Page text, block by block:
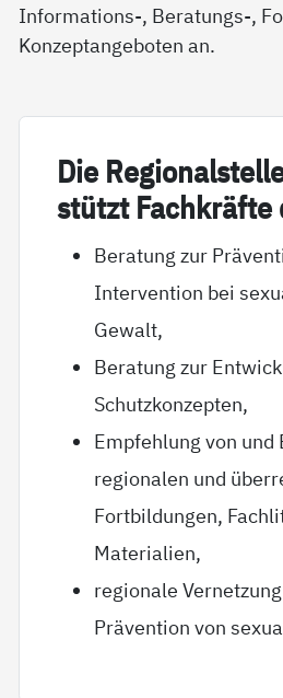
Informations-, Beratungs-,
Konzeptangeboten an.
Die
stützt Fach­kräf­te
Beratung zur
Intervention bei
Gewalt,
Beratung zur
Schutzkonzepten,
Empfehlung von und
regionalen und
Fortbildungen,
Materialien,
regionale
Prävention von